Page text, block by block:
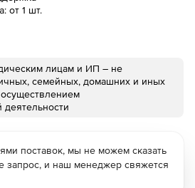
от 1 шт.
лицам и ИП – не
семейных, домашних и иных
деятельности
поставок, мы не можем сказать
запрос, и наш менеджер свяжется